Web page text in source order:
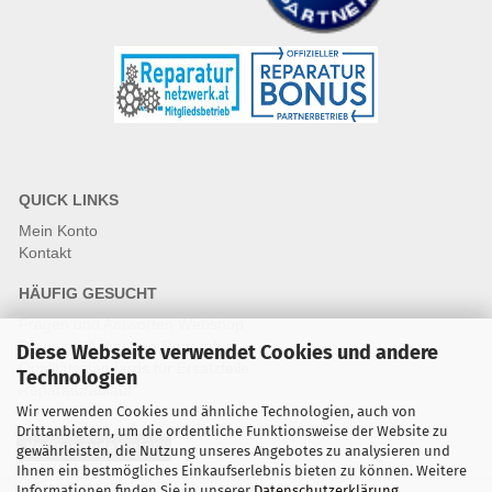
Diese Webseite verwendet Cookies und andere
Technologien
Wir verwenden Cookies und ähnliche Technologien, auch von
Drittanbietern, um die ordentliche Funktionsweise der Website zu
gewährleisten, die Nutzung unseres Angebotes zu analysieren und
Ihnen ein bestmögliches Einkaufserlebnis bieten zu können. Weitere
QUICK LINKS
Mein Konto
Kontakt
HÄUFIG GESUCHT
Fragen und Antworten Webshop
Fragen & Antworten Reparatur
Qualitätsstandards für Ersatzteile
Reparaturablauf
Vertrag widerrufen